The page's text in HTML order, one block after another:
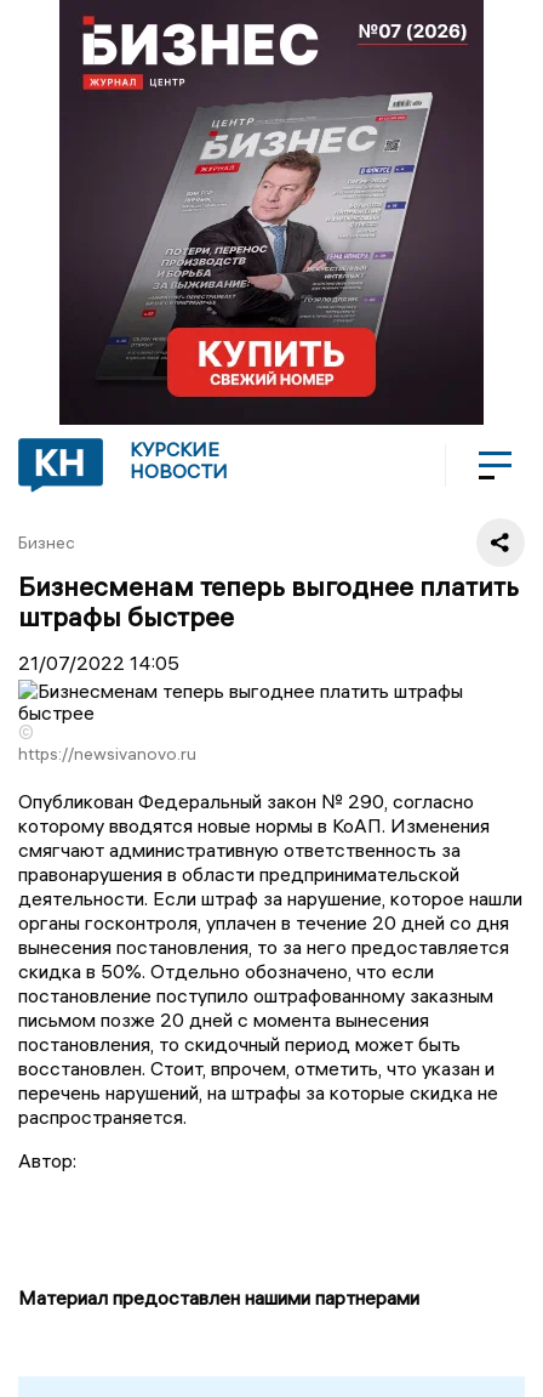
КУРСКИЕ
НОВОСТИ
Бизнес
Бизнесменам теперь выгоднее платить
штрафы быстрее
21/07/2022 14:05
©
https://newsivanovo.ru
Опубликован Федеральный закон № 290, согласно
которому вводятся новые нормы в КоАП. Изменения
смягчают административную ответственность за
правонарушения в области предпринимательской
деятельности. Если штраф за нарушение, которое нашли
органы госконтроля, уплачен в течение 20 дней со дня
вынесения постановления, то за него предоставляется
скидка в 50%. Отдельно обозначено, что если
постановление поступило оштрафованному заказным
письмом позже 20 дней с момента вынесения
постановления, то скидочный период может быть
восстановлен. Стоит, впрочем, отметить, что указан и
перечень нарушений, на штрафы за которые скидка не
распространяется.
Автор:
Материал предоставлен нашими партнерами